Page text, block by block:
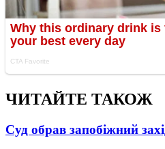
ЧИТАЙТЕ ТАКОЖ
Суд обрав запобіжний